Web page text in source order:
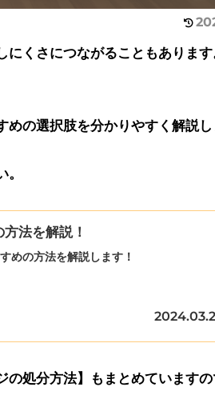
くさにつながることもあります
の選択肢を分かりやすく解説し
法を解説！
めの方法を解説します！
の処分方法】もまとめています